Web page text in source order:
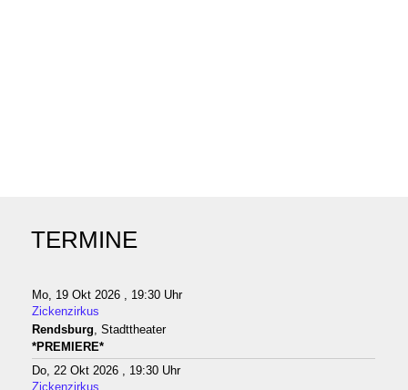
TERMINE
Mo, 19 Okt 2026 , 19:30 Uhr
Zickenzirkus
Rendsburg, Stadttheater
*PREMIERE*
Do, 22 Okt 2026 , 19:30 Uhr
Zickenzirkus